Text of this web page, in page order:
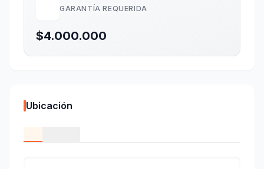
GARANTÍA REQUERIDA
$4.000.000
Ubicación